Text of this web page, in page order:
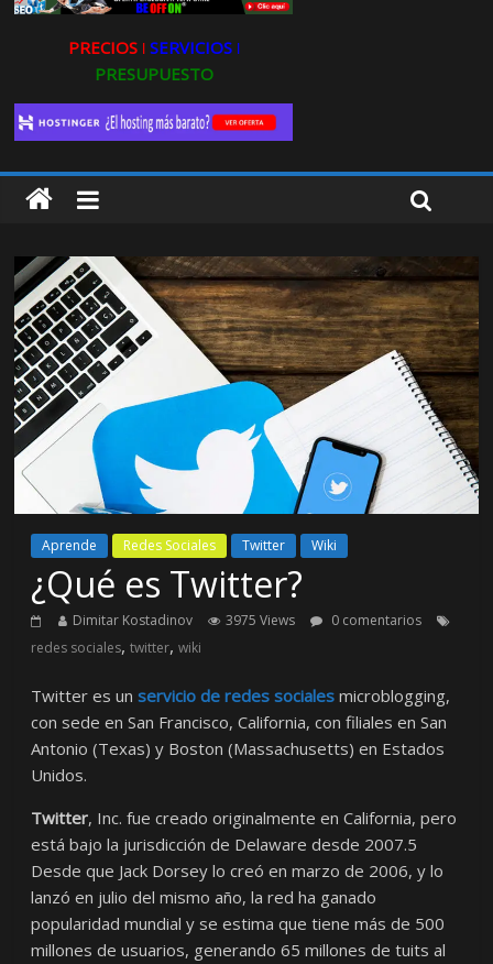
PRECIOS ǀ SERVICIOS ǀ
PRESUPUESTO
Aprende Redes Sociales Twitter Wiki
¿Qué es Twitter?
Dimitar Kostadinov 3975 Views
0 comentarios
redes sociales,twitter,wiki
Twitter es unservicio de redes sociales microblogging,
con sede en San Francisco, California, con filiales en San
Antonio (Texas) y Boston (Massachusetts) en Estados
Unidos.
Twitter, Inc. fue creado originalmente en California, pero
está bajo la jurisdicción de Delaware desde 2007.5​
Desde que Jack Dorsey lo creó en marzo de 2006, y lo
lanzó en julio del mismo año, la red ha ganado
popularidad mundial y se estima que tiene más de 500
millones de usuarios, generando 65 millones de tuits al